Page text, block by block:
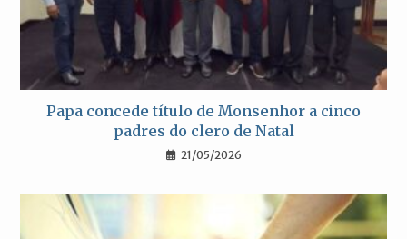
Papa concede título de Monsenhor a cinco
padres do clero de Natal
21/05/2026